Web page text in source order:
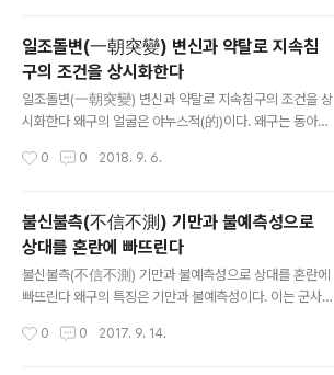
다도 왜구에 대해 잘 알고 있었다. 왜구를 일시에 금지시킬
수 없다는 것을 알고 정부는 양면정책을 펼쳤다. ‘착하게 행
동하면 좋게 다스리고, 도적질하면 무력으로 다스린다’는
이선치선 이무제도(以善治善 以武制盜)의 정책으로 평
화적 통교자와 귀화자를 우대한 것이다. 그리하여 조선 초
었다. 대(對)왜구 정책의 변화에 따라 태조 4년에는 기록에
일조돌변(一朝突變) 변신과 약탈로 지속침
구의 조건을 상시화한다
일조돌변(一朝突變) 변신과 약탈로 지속침구의 조건을 상
시화한다 왜구의 얼굴은 야누스적(的)이다. 왜구는 동아시
도 다른 한편으로는 해로로 운반되는 재물을 약탈하는 ‘약
굴은 여기에 있다. 해적 활동을 경제적 측면에서 해석하고
자 하는 시도는 일본 학계에서 지속적으로 제기되어 왔다.
일본 측은 왜구에 대해 “11세기 이후 경제적 교역권으로 동
아시아 세계가 형성되었는데, 이를 질서화하고 원활하게
다”고 주장한다. 이는 해적의 경제행위에 초점을 맞춘 주장
0 0 2018. 9. 6.
불신불측(不信不測) 기만과 불예측성으로
상대를 혼란에 빠뜨린다
불신불측(不信不測) 기만과 불예측성으로 상대를 혼란에
빠뜨린다 왜구의 특징은 기만과 불예측성이다. 이는 군사
드러진 것은 기만전술인데, 1375년 왜구는 무리들 가운데
0 0 2017. 9. 14.